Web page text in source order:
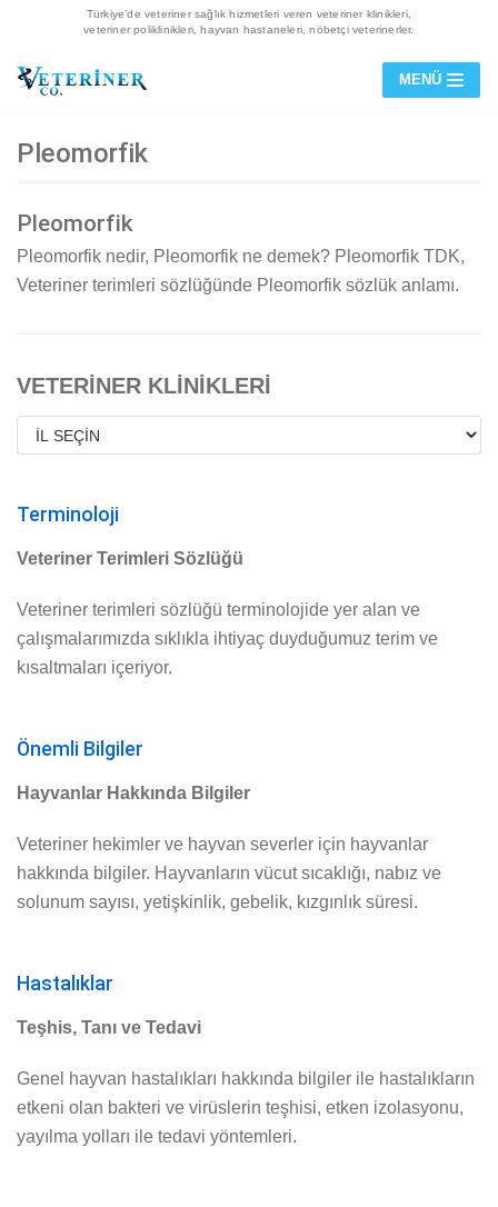
geç
Türkiye’de veteriner sağlık hizmetleri veren veteriner klinikleri,
veteriner poliklinikleri, hayvan hastaneleri, nöbetçi veterinerler.
MENÜ
Pleomorfik
Pleomorfik
Pleomorfik nedir, Pleomorfik ne demek? Pleomorfik TDK,
Veteriner terimleri sözlüğünde Pleomorfik sözlük anlamı.
VETERİNER KLİNİKLERİ
Terminoloji
Veteriner Terimleri Sözlüğü
Veteriner terimleri sözlüğü terminolojide yer alan ve
çalışmalarımızda sıklıkla ihtiyaç duyduğumuz terim ve
kısaltmaları içeriyor.
Önemli Bilgiler
Hayvanlar Hakkında Bilgiler
Veteriner hekimler ve hayvan severler için hayvanlar
hakkında bilgiler. Hayvanların vücut sıcaklığı, nabız ve
solunum sayısı, yetişkinlik, gebelik, kızgınlık süresi.
Hastalıklar
Teşhis, Tanı ve Tedavi
Genel hayvan hastalıkları hakkında bilgiler ile hastalıkların
etkeni olan bakteri ve virüslerin teşhisi, etken izolasyonu,
yayılma yolları ile tedavi yöntemleri.